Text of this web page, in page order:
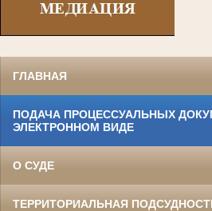
ГЛАВНАЯ
ПОДАЧА ПРОЦЕССУАЛЬНЫХ
ЭЛЕКТРОННОМ ВИДЕ
О СУДЕ
ТЕРРИТОРИАЛЬНАЯ